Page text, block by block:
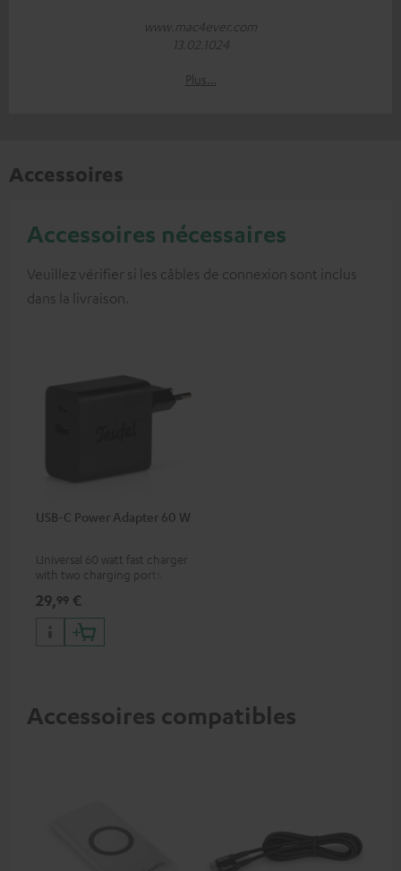
www.mac4ever.com
13.02.1024
Plus…
Accessoires
Accessoires nécessaires
Veuillez vérifier si les câbles de connexion sont inclus
dans la livraison.
USB-C Power Adapter 60 W
Universal 60 watt fast charger
with two charging ports
watts) for headphones &
portables as well as laptops
and additional devices with
up to 60 watts of power and
29,99 €
Accessoires compatibles